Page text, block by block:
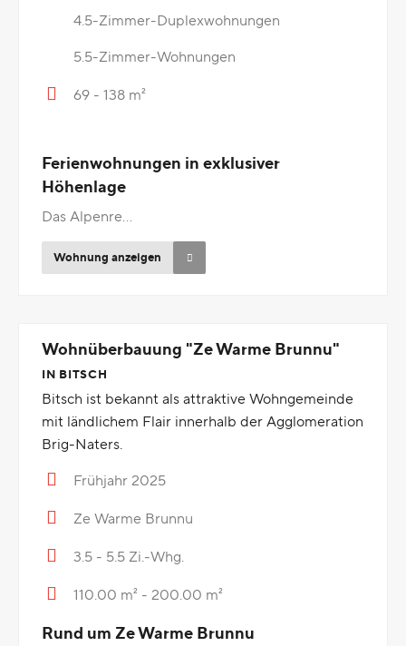
4.5-Zimmer-Duplexwohnungen
5.5-Zimmer-Wohnungen
69 - 138 m²
Ferienwohnungen in exklusiver
Höhenlage
Das Alpenre...
Wohnung anzeigen
Wohnüberbauung "Ze Warme Brunnu"
IN BITSCH
Bitsch ist bekannt als attraktive Wohngemeinde
mit ländlichem Flair innerhalb der Agglomeration
Brig-Naters.
Frühjahr 2025
Ze Warme Brunnu
3.5 - 5.5 Zi.-Whg.
110.00 m² - 200.00 m²
Rund um Ze Warme Brunnu